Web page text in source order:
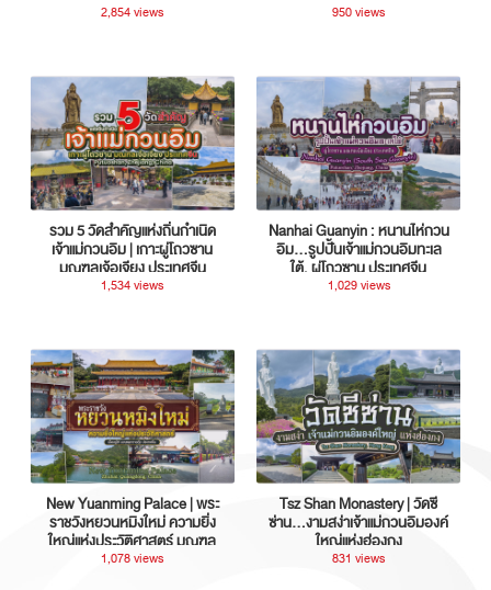
2,854 views 950 views
รวม 5 วัดสำคัญแห่งถิ่นกำเนิด
เจ้าแม่กวนอิม | เกาะผู่โถวซาน
มณฑลเจ้อเจียง ประเทศจีน
1,534 views
Nanhai Guanyin : หนานไห่กวน
อิม...รูปปั้นเจ้าแม่กวนอิมทะเล
ใต้, ผู่โถวซาน ประเทศจีน
1,029 views
New Yuanming Palace | พระ
ราชวังหยวนหมิงใหม่ ความยิ่ง
ใหญ่แห่งประวัติศาสตร์ มณฑล
กวางตุ้ง ประเทศจีน
1,078 views
Tsz Shan Monastery | วัดซี
ซ่าน…งามสง่าเจ้าแม่กวนอิมองค์
ใหญ่แห่งฮ่องกง
831 views